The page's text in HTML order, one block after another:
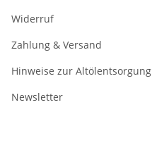
Widerruf
Zahlung & Versand
Hinweise zur Altölentsorgung
Newsletter